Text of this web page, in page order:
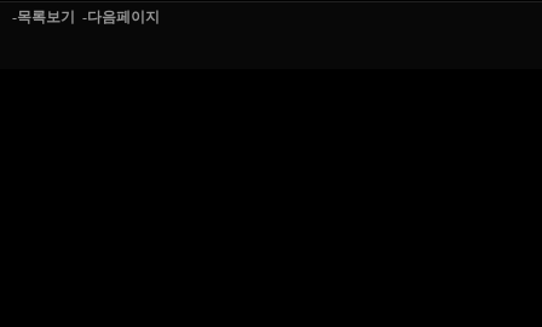
-목록보기 -다음페이지